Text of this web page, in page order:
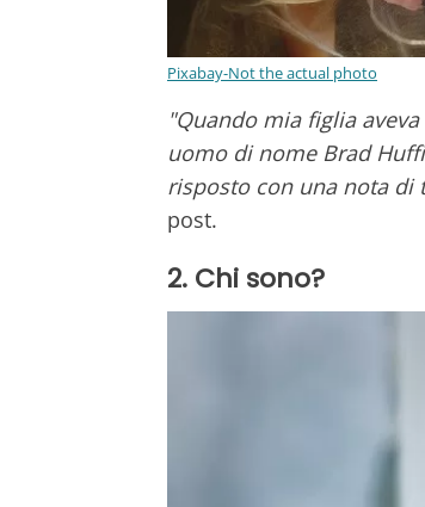
Pixabay-Not the actual photo
"Quando mia figlia
uomo di nome Brad
risposto con una nota di
post.
2. Chi sono?